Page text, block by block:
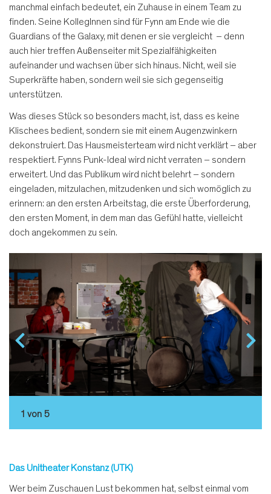
manchmal einfach bedeutet, ein Zuhause in einem Team zu
finden. Seine KollegInnen sind für Fynn am Ende wie die
Guardians of the Galaxy, mit denen er sie vergleicht – denn
auch hier treffen Außenseiter mit Spezialfähigkeiten
aufeinander und wachsen über sich hinaus. Nicht, weil sie
Superkräfte haben, sondern weil sie sich gegenseitig
unterstützen.
Was dieses Stück so besonders macht, ist, dass es keine
Klischees bedient, sondern sie mit einem Augenzwinkern
dekonstruiert. Das Hausmeisterteam wird nicht verklärt – aber
respektiert. Fynns Punk-Ideal wird nicht verraten – sondern
erweitert. Und das Publikum wird nicht belehrt – sondern
eingeladen, mitzulachen, mitzudenken und sich womöglich zu
erinnern: an den ersten Arbeitstag, die erste Überforderung,
den ersten Moment, in dem man das Gefühl hatte, vielleicht
doch angekommen zu sein.
1 von 5
Das Unitheater Konstanz (UTK)
Wer beim Zuschauen Lust bekommen hat, selbst einmal vom